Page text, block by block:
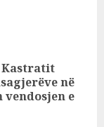
Kastratit
në
e